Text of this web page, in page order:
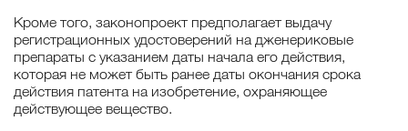
Кроме того, законопроект предполагает выдачу
регистрационных удостоверений на дженериковые
препараты с указанием даты начала его действия,
которая не может быть ранее даты окончания срока
действия патента на изобретение, охраняющее
действующее вещество.